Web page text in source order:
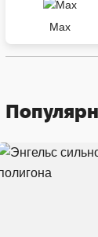
Max